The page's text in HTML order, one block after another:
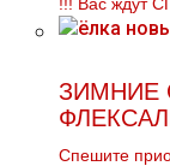
ЗИМНИЕ
Спешите